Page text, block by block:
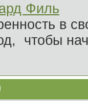
Филь
в
чтобы